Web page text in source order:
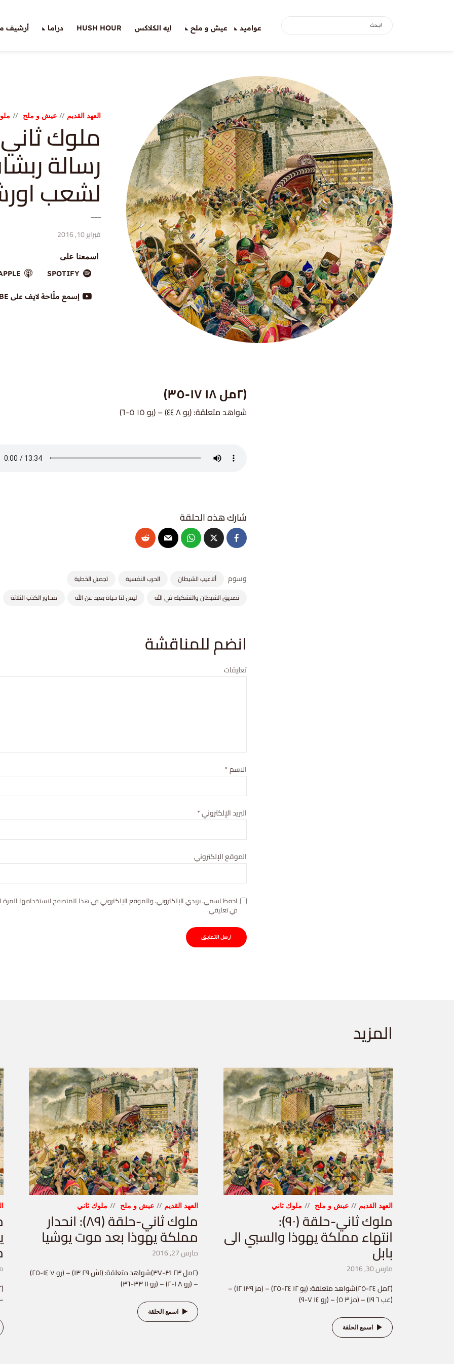
عواميد عيش و ملح ايه الكلاكس HUSH HOUR دراما أرشيف
العهد القديم عيش و ملح
رسالة
لشعب
فبراير 10, 2016
اسمعنا على
SPOTIFY
إسمع ملَّاحة لايف على YOUTUBE
(٢مل ١٨ ١٧-٣٥)
شواهد متعلقة: (يو ٨ ٤٤) – (يو ١٥ ٥-٦)
وسوم ألاعيب الشيطان الحرب النفسية
تجميل الخطية
تصديق الشيطان والتشكيك في الله
ليس لنا حياة بعيد عن الله محاور الكذب الثلاثة
انضم للمناقشة
تعليقات
الاسم*
البريد الإلكتروني*
الموقع الإلكتروني
احفظ اسمي، بريدي الإلكتروني، والموقع الإلكتروني في هذا المتصفح لاستخدامها المرة
في تعليقي.
المزيد
العهد القديم عيش و ملح ملوك ثاني
ملوك ثاني-حلقة (٩٠):
انتهاء مملكة يهوذا والسبي الى
بابل
مارس 30, 2016
(٢مل ٢٤-٢٥)شواهد متعلقة: (يو ١٢ ٢٤-٢٥) – (مز ١٣٩ ١٢) –
(عب ٦ ١٩) – (مز ٣ ٥) – (رو ١٤ ٧-٩)
اسمع الحلقة
العهد القديم عيش و ملح ملوك ثاني
ملوك ثاني-حلقة (٨٩): انحدار
مملكة يهوذا بعد موت يوشيا
مارس 27, 2016
(٢مل ٢٣ ٣١-٣٧)شواهد متعلقة: (اش ٢٩ ١٣) – (رو ٧ ١٤-٢٥)
– (رو ٨ ١-٢) – (رو ١١ ٣٣-٣٦)
اسمع الحلقة
– (١مل